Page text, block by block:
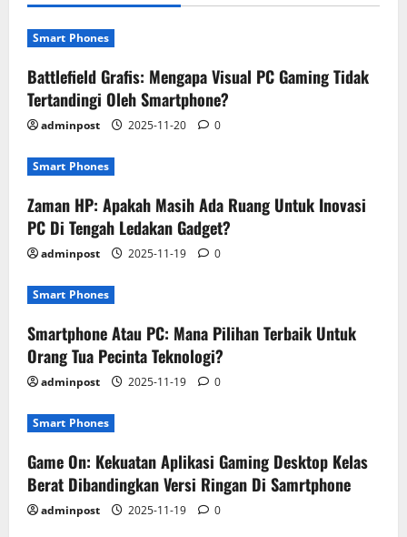
Smart Phones
Battlefield Grafis: Mengapa Visual PC Gaming Tidak
Tertandingi Oleh Smartphone?
adminpost 2025-11-20 0
Smart Phones
Zaman HP: Apakah Masih Ada Ruang Untuk Inovasi
PC Di Tengah Ledakan Gadget?
adminpost 2025-11-19 0
Smart Phones
Smartphone Atau PC: Mana Pilihan Terbaik Untuk
Orang Tua Pecinta Teknologi?
adminpost 2025-11-19 0
Smart Phones
Game On: Kekuatan Aplikasi Gaming Desktop Kelas
Berat Dibandingkan Versi Ringan Di Samrtphone
adminpost 2025-11-19 0